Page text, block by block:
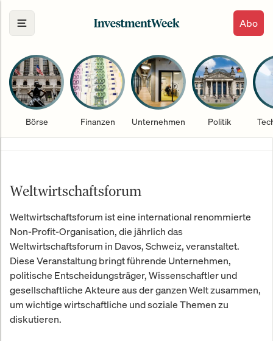
Abo
Börse Finanzen Unternehmen Politik
Weltwirtschaftsforum
Weltwirtschaftsforum ist eine international renommierte
Non-Profit-Organisation, die jährlich das
Weltwirtschaftsforum in Davos, Schweiz, veranstaltet.
Diese Veranstaltung bringt führende Unternehmen,
politische Entscheidungsträger, Wissenschaftler und
gesellschaftliche Akteure aus der ganzen Welt zusammen,
um wichtige wirtschaftliche und soziale Themen zu
diskutieren.